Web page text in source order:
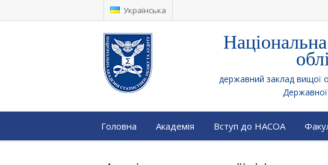
Українська
державний заклад вищої
Головна Академія Вступ до НАСОА